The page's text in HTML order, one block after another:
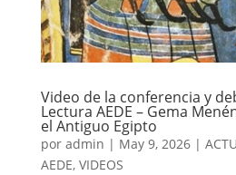
Video de la conferencia y
Lectura AEDE – Gema
el Antiguo Egipto
por admin | May 9, 2026|
AEDE, VIDEOS